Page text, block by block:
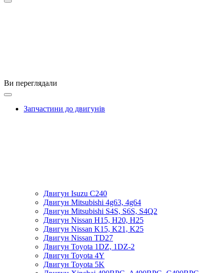
Ви переглядали
Запчастини до двигунів
Двигун Isuzu C240
Двигун Mitsubishi 4g63, 4g64
Двигун Mitsubishi S4S, S6S, S4Q2
Двигун Nissan H15, H20, H25
Двигун Nissan K15, K21, K25
Двигун Nissan TD27
Двигун Toyota 1DZ, 1DZ-2
Двигун Toyota 4Y
Двигун Toyota 5K